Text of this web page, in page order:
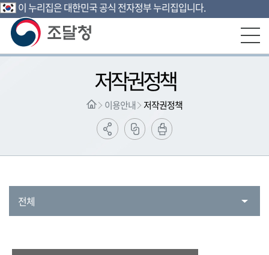
본문영역 바로가기
메인메뉴 바로가기
하단링크 바로가기
이 누리집은 대한민국 공식 전자정부 누리집입니다.
저작권정책
이용안내 저작권정책
전체